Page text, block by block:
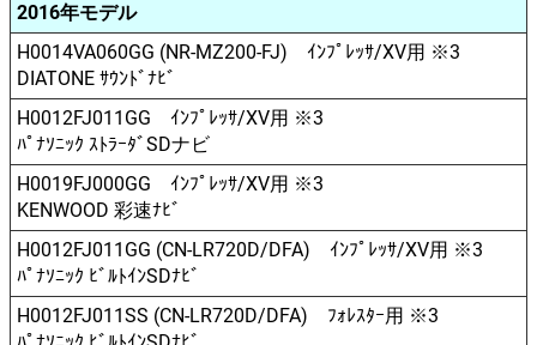
2016年モデル
H0014VA060GG (NR-MZ200-FJ) ｲﾝﾌﾟﾚｯｻ/XV用 ※3
DIATONE ｻｳﾝﾄﾞﾅﾋﾞ
H0012FJ011GG ｲﾝﾌﾟﾚｯｻ/XV用 ※3
ﾊﾟﾅｿﾆｯｸ ｽﾄﾗｰﾀﾞSDナビ
H0019FJ000GG ｲﾝﾌﾟﾚｯｻ/XV用 ※3
KENWOOD 彩速ﾅﾋﾞ
H0012FJ011GG (CN-LR720D/DFA) ｲﾝﾌﾟﾚｯｻ/XV用 ※3
ﾊﾟﾅｿﾆｯｸ ﾋﾞﾙﾄｲﾝSDﾅﾋﾞ
H0012FJ011SS (CN-LR720D/DFA) ﾌｫﾚｽﾀｰ用 ※3